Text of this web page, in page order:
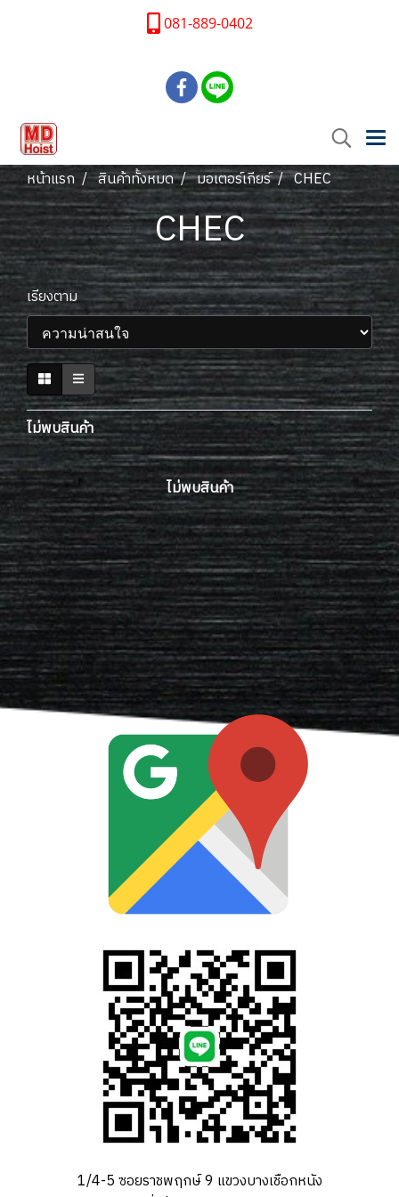
081-889-0402
หน้าแรก สินค้าทั้งหมด มอเตอร์เกียร์ CHEC
CHEC
เรียงตาม
ไม่พบสินค้า
ไม่พบสินค้า
1/4-5 ซอยราชพฤกษ์ 9 แขวงบางเชือกหนัง